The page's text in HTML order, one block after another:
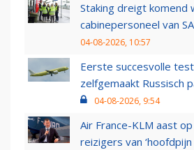
Staking dreigt komend
cabinepersoneel van
04-08-2026, 10:57
Eerste succesvolle
zelfgemaakt Russisch
04-08-2026, 9:54
Air France-KLM aast
reizigers van